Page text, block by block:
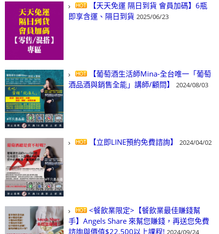
【天天免運 隔日到貨 會員加碼】6瓶
即享含運、隔日到貨 2025/06/23
【葡萄酒生活師Mina-全台唯一「葡萄
酒品酒與銷售全能」講師/顧問】
2024/08/03
【立即LINE預約免費諮詢】 2024/04/02
<餐飲業限定>【餐飲業最佳賺錢幫
手】Angels Share 來幫您賺錢，再送您免費
諮詢與價值$22,500以上課程! 2024/09/24